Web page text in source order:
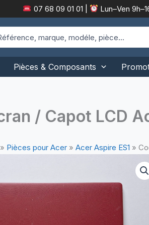
07 68 09 01 01 Lun–Ven
Pièces & Composants
/ Capot LCD
» Pièces pour Acer» Acer Aspire ES1 »